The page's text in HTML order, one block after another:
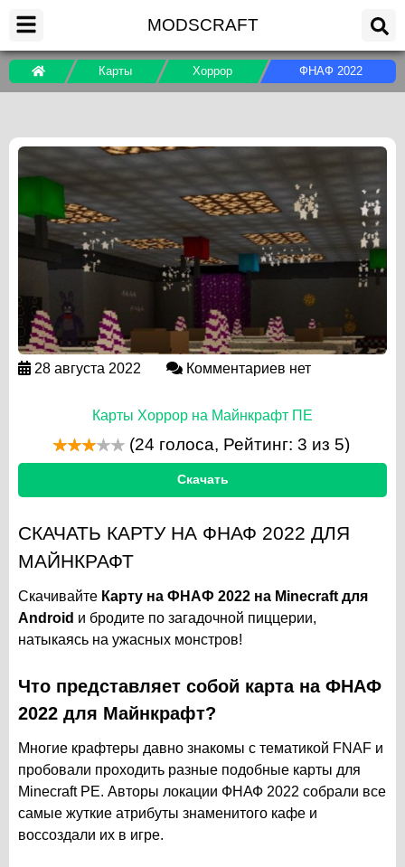
MODSCRAFT
Карты Хоррор ФНАФ 2022
28 августа 2022 Комментариев нет
Карты Хоррор на Майнкрафт ПЕ
(24 голоса, Рейтинг: 3 из 5)
Скачать
СКАЧАТЬ КАРТУ НА ФНАФ 2022 ДЛЯ
МАЙНКРАФТ
Скачивайте Карту на ФНАФ 2022 на Minecraft для
Android и бродите по загадочной пиццерии,
натыкаясь на ужасных монстров!
Что представляет собой карта на ФНАФ
2022 для Майнкрафт?
Многие крафтеры давно знакомы с тематикой FNAF и
пробовали проходить разные подобные карты для
Minecraft PE. Авторы локации ФНАФ 2022 собрали все
самые жуткие атрибуты знаменитого кафе и
воссоздали их в игре.